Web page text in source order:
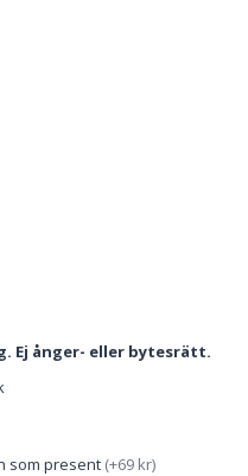
Ej ånger- eller bytesrätt.
som present (+69 kr)